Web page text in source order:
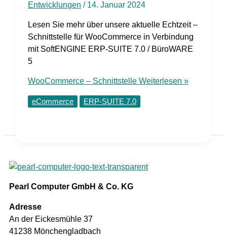
Entwicklungen / 14. Januar 2024
Lesen Sie mehr über unsere aktuelle Echtzeit –
Schnittstelle für WooCommerce in Verbindung
mit SoftENGINE ERP-SUITE 7.0 / BüroWARE
5
WooCommerce – Schnittstelle Weiterlesen »
eCommerce ERP-SUITE 7.0
Pearl Computer GmbH & Co. KG
Adresse
An der Eickesmühle 37
41238 Mönchengladbach